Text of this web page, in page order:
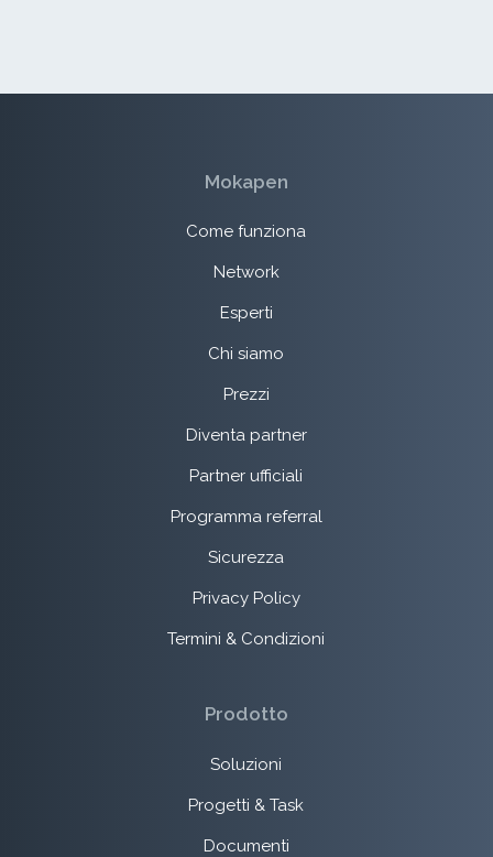
Mokapen
Come funziona
Network
Esperti
Chi siamo
Prezzi
Diventa partner
Partner ufficiali
Programma referral
Sicurezza
Privacy Policy
Termini & Condizioni
Prodotto
Soluzioni
Progetti & Task
Documenti